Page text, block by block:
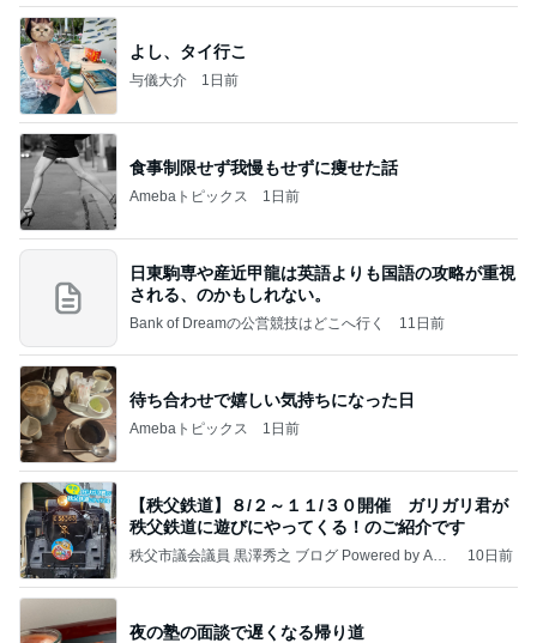
よし、タイ行こ
与儀大介 1日前
食事制限せず我慢もせずに痩せた話
Amebaトピックス 1日前
日東駒専や産近甲龍は英語よりも国語の攻略が重視
される、のかもしれない。
Bank of Dreamの公営競技はどこへ行く 11日前
待ち合わせで嬉しい気持ちになった日
Amebaトピックス 1日前
【秩父鉄道】８/２～１１/３０開催 ガリガリ君が
秩父鉄道に遊びにやってくる！のご紹介です
秩父市議会議員 黒澤秀之 ブログ Powered by Ame
10日前
夜の塾の面談で遅くなる帰り道